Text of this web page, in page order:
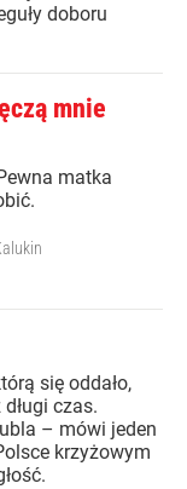
doboru
mnie
matka
się oddało,
czas.
– mówi jeden
krzyżowym